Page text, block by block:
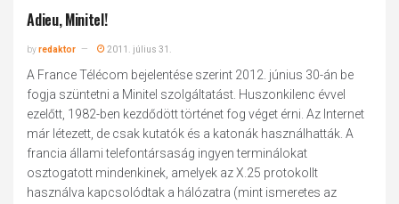
Adieu, Minitel!
byredaktor 2011. július 31.
A France Télécom bejelentése szerint 2012. június 30-án be
fogja szüntetni a Minitel szolgáltatást. Huszonkilenc évvel
ezelőtt, 1982-ben kezdődött történet fog véget érni. Az Internet
már létezett, de csak kutatók és a katonák használhatták. A
francia állami telefontársaság ingyen terminálokat
osztogatott mindenkinek, amelyek az X.25 protokollt
használva kapcsolódtak a hálózatra (mint ismeretes az